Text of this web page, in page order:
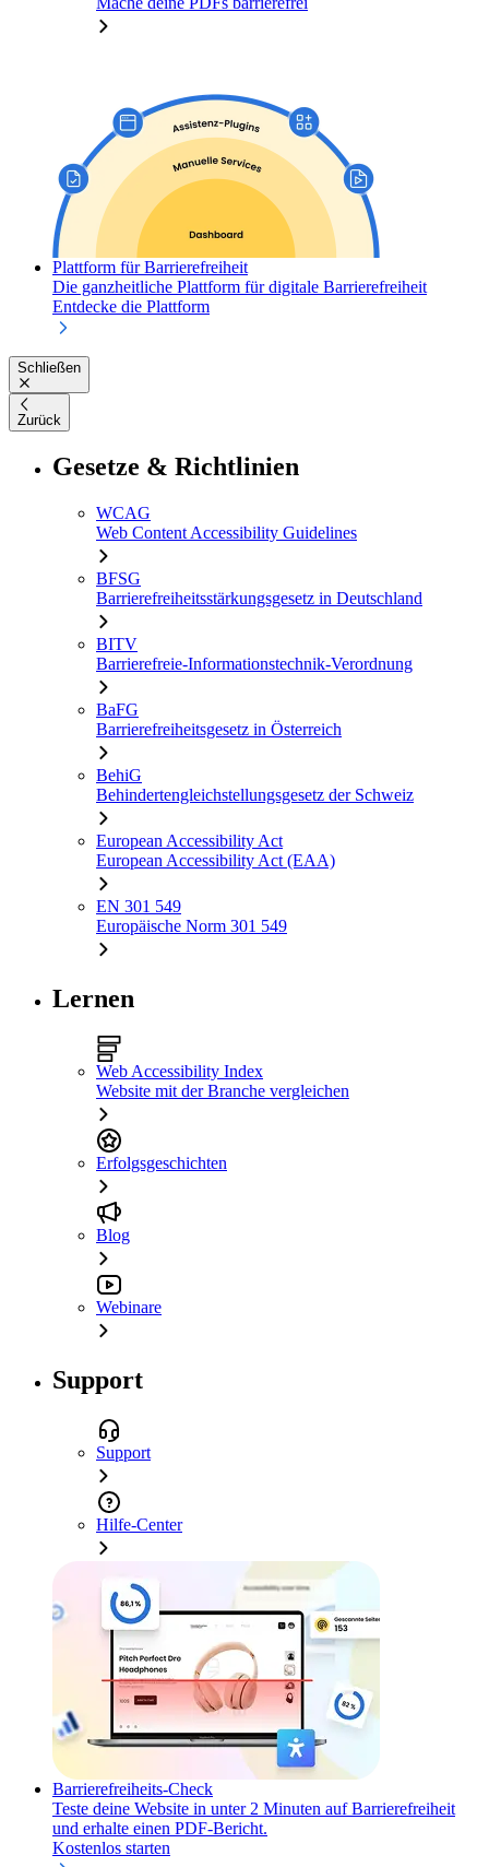
Plattform für Barrierefreiheit
Die ganzheitliche Plattform für digitale Barrierefreiheit
Entdecke die Plattform
Schließen
Zurück
Gesetze & Richtlinien
WCAG
Web Content Accessibility Guidelines
BFSG
Barrierefreiheitsstärkungsgesetz in Deutschland
BITV
Barrierefreie-Informationstechnik-Verordnung
BaFG
Barrierefreiheitsgesetz in Österreich
BehiG
Behindertengleichstellungsgesetz der Schweiz
European Accessibility Act
European Accessibility Act (EAA)
EN 301 549
Europäische Norm 301 549
Lernen
Web Accessibility Index
Website mit der Branche vergleichen
Erfolgsgeschichten
Blog
Webinare
Support
Support
Hilfe-Center
Barrierefreiheits-Check
Teste deine Website in unter 2 Minuten auf Barrierefreiheit
und erhalte einen PDF-Bericht.
Kostenlos starten